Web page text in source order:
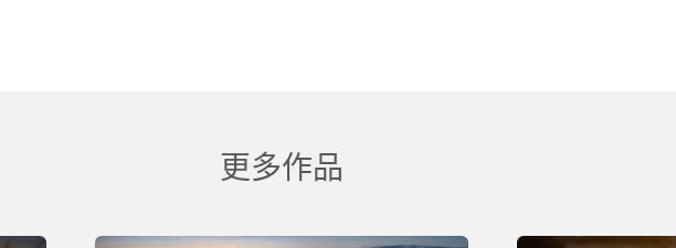
更多作品